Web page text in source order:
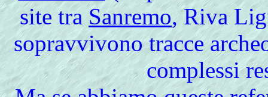
site traSanremo, Riva
sopravvivono tracce
complessi